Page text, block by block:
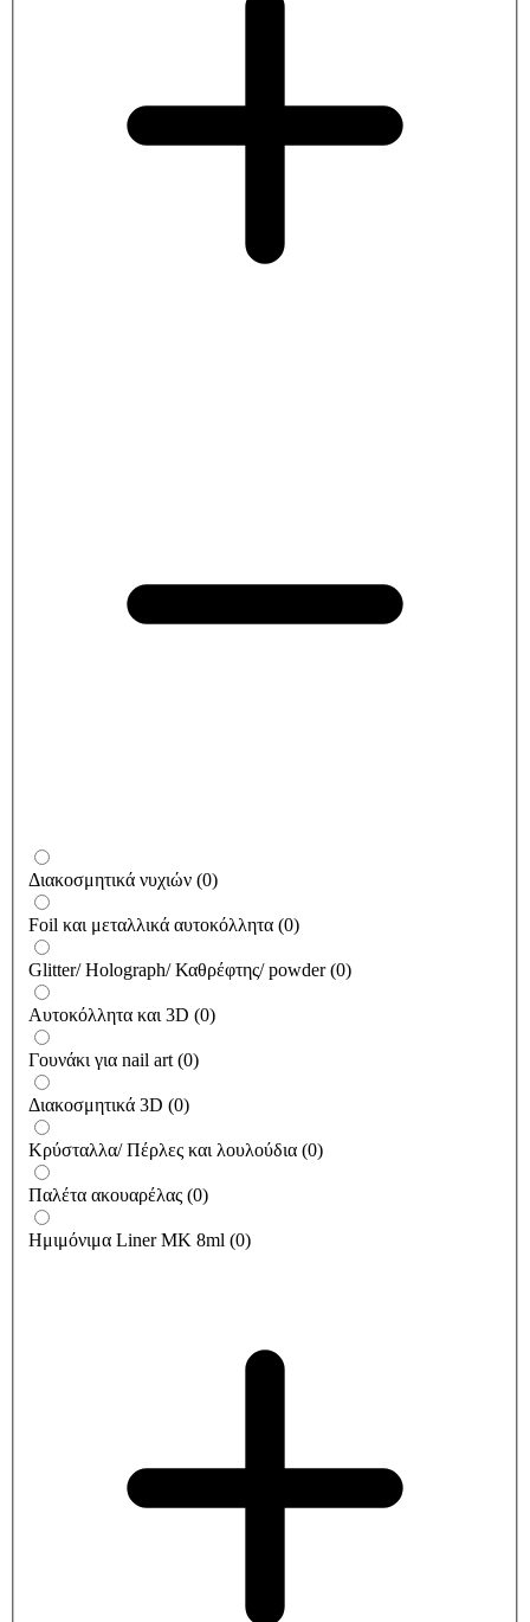
Διακοσμητικά νυχιών (0)
Foil και μεταλλικά αυτοκόλλητα (0)
Glitter/ Holograph/ Καθρέφτης/ powder (0)
Αυτοκόλλητα και 3D (0)
Γουνάκι για nail art (0)
Διακοσμητικά 3D (0)
Κρύσταλλα/ Πέρλες και λουλούδια (0)
Παλέτα ακουαρέλας (0)
Ημιμόνιμα Liner ΜΚ 8ml (0)